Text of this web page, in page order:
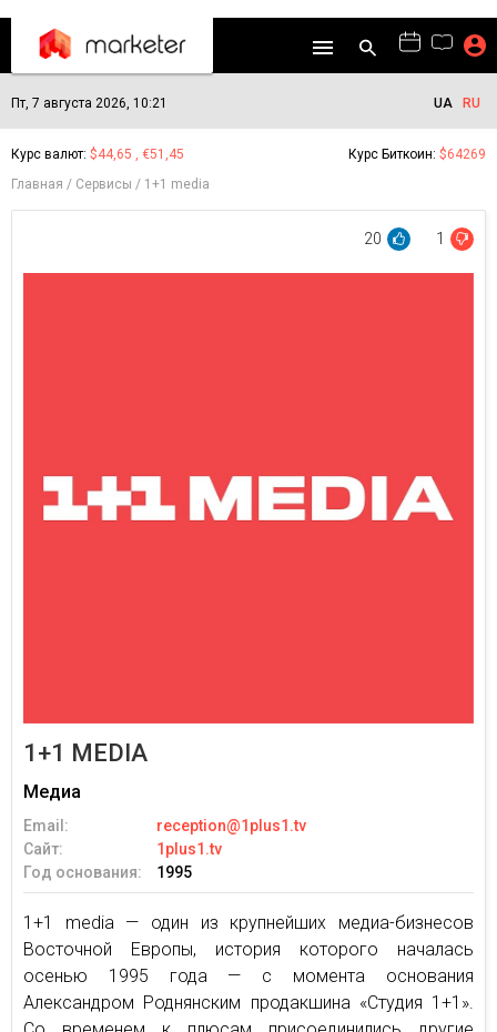
Пт, 7 августа 2026, 10:21 UA RU
Курс валют: $44,65 , €51,45 Курс Биткоин: $64269
Главная
Сервисы 1+1 media
20 1
1+1 MEDIA
Медиа
Email:
reception@1plus1.tv
Сайт:
1plus1.tv
Год основания:
1995
1+1 media — один из крупнейших медиа-бизнесов
Восточной Европы, история которого началась
осенью 1995 года — с момента основания
Александром Роднянским продакшина «Студия 1+1».